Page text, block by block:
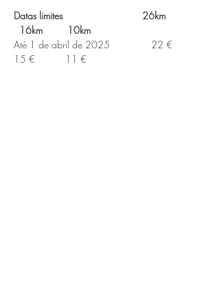
Datas limites                             26km
16km         10km
Até 1 de abril de 2025               22 €
15 €           11 €